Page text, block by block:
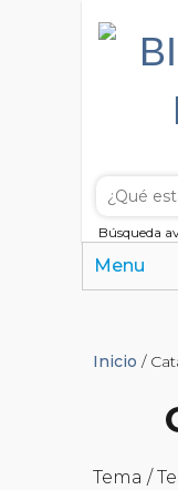
Búsqueda
Menu
Inicio /
Tema /